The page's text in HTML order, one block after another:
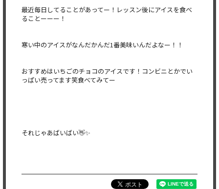
最近毎日してることがあってー！レッスン後にアイスを食べ
ることーーー！
寒い中のアイスがなんだかんだ1番美味いんだよなー！！
おすすめはいちごのチョコのアイスです！コンビニとかでい
っぱい売ってます笑食べてみてー
それじゃあばいばい👋✨